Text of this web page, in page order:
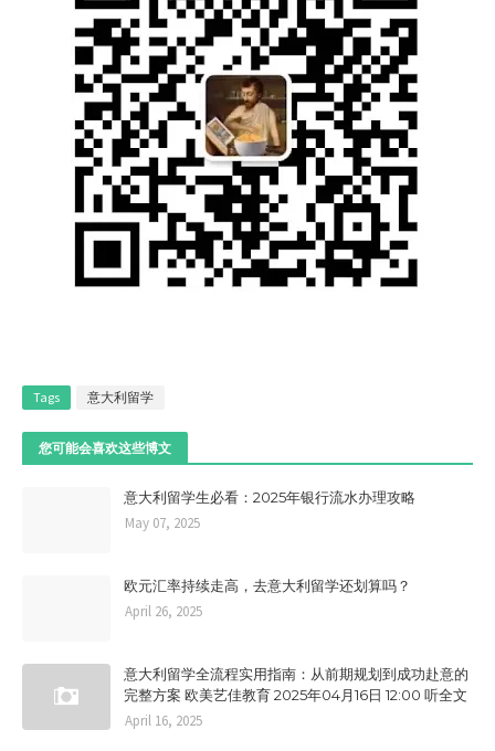
Tags 意大利留学
您可能会喜欢这些博文
意大利留学生必看：2025年银行流水办理攻略
May 07, 2025
欧元汇率持续走高，去意大利留学还划算吗？
April 26, 2025
意大利留学全流程实用指南：从前期规划到成功赴意的
完整方案 欧美艺佳教育 2025年04月16日 12:00 听全文
April 16, 2025